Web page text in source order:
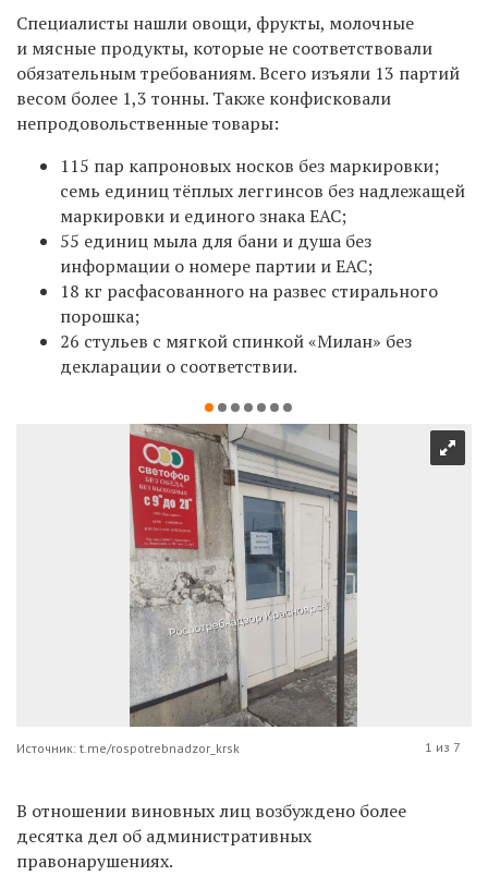
Специалисты нашли овощи, фрукты, молочные
и мясные продукты, которые не соответствовали
обязательным требованиям. Всего изъяли 13 партий
весом более 1,3 тонны. Также конфисковали
непродовольственные товары:
115 пар капроновых носков без маркировки;
семь единиц тёплых леггинсов без надлежащей
маркировки и единого знака ЕАС;
55 единиц мыла для бани и душа без
информации о номере партии и ЕАС;
18 кг расфасованного на развес стирального
порошка;
26 стульев с мягкой спинкой «Милан» без
декларации о соответствии.
Источник: t.me/rospotrebnadzor_krsk 1 из 7
В отношении виновных лиц возбуждено более
десятка дел об административных
правонарушениях.